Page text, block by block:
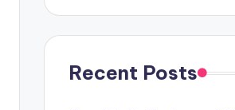
Recent Posts